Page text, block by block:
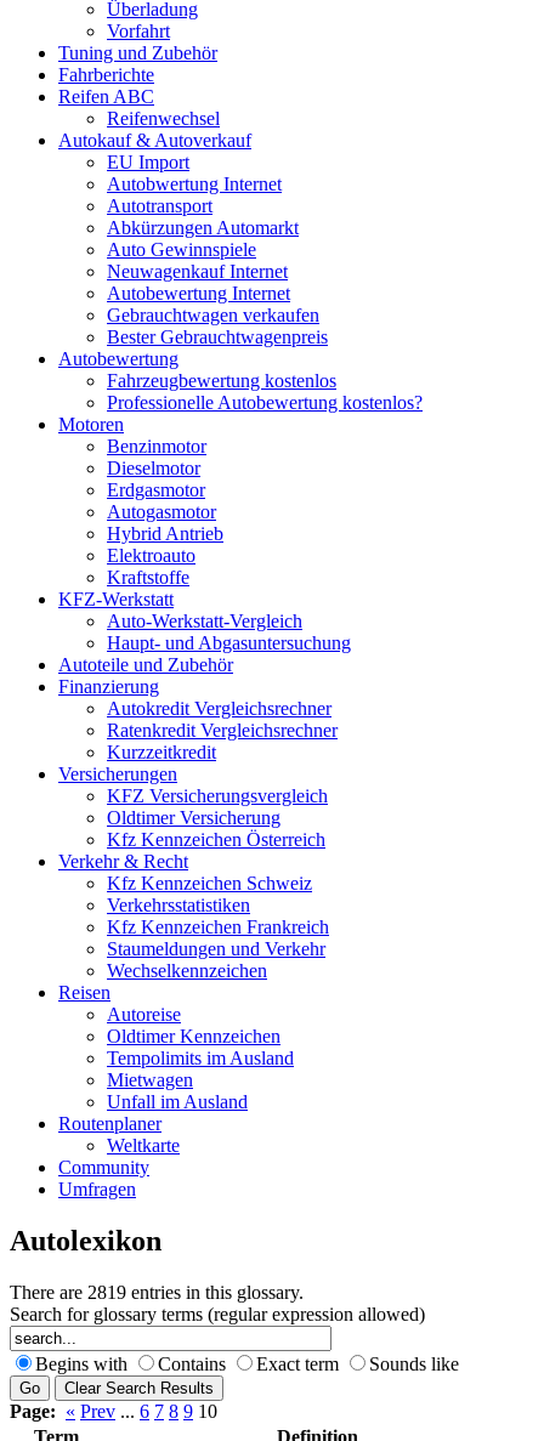
Überladung
Vorfahrt
Tuning und Zubehör
Fahrberichte
Reifen ABC
Reifenwechsel
Autokauf & Autoverkauf
EU Import
Autobwertung Internet
Autotransport
Abkürzungen Automarkt
Auto Gewinnspiele
Neuwagenkauf Internet
Autobewertung Internet
Gebrauchtwagen verkaufen
Bester Gebrauchtwagenpreis
Autobewertung
Fahrzeugbewertung kostenlos
Professionelle Autobewertung kostenlos?
Motoren
Benzinmotor
Dieselmotor
Erdgasmotor
Autogasmotor
Hybrid Antrieb
Elektroauto
Kraftstoffe
KFZ-Werkstatt
Auto-Werkstatt-Vergleich
Haupt- und Abgasuntersuchung
Autoteile und Zubehör
Finanzierung
Autokredit Vergleichsrechner
Ratenkredit Vergleichsrechner
Kurzzeitkredit
Versicherungen
KFZ Versicherungsvergleich
Oldtimer Versicherung
Kfz Kennzeichen Österreich
Verkehr & Recht
Kfz Kennzeichen Schweiz
Verkehrsstatistiken
Kfz Kennzeichen Frankreich
Staumeldungen und Verkehr
Wechselkennzeichen
Reisen
Autoreise
Oldtimer Kennzeichen
Tempolimits im Ausland
Mietwagen
Unfall im Ausland
Routenplaner
Weltkarte
Community
Umfragen
Autolexikon
There are 2819 entries in this glossary.
Search for glossary terms (regular expression allowed)
Begins with Contains Exact term Sounds like
Page: « Prev ... 6 7 8 9 10
Term
Definition